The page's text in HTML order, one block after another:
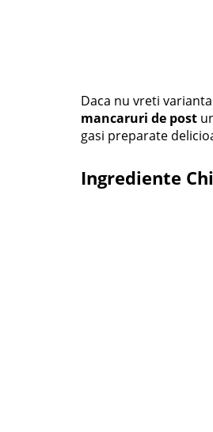
Daca nu vreti
mancaruri de post
gasi preparate
Ingrediente